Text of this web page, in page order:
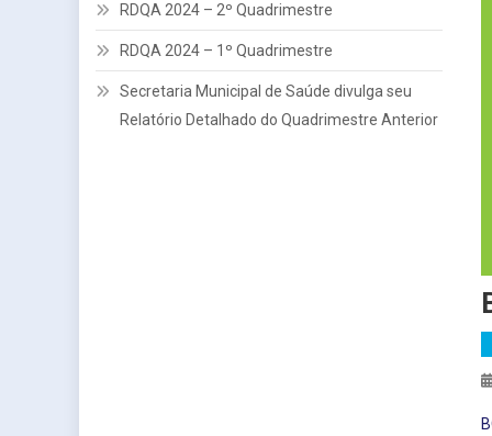
RDQA 2024 – 2º Quadrimestre
RDQA 2024 – 1º Quadrimestre
Secretaria Municipal de Saúde divulga seu
Relatório Detalhado do Quadrimestre Anterior